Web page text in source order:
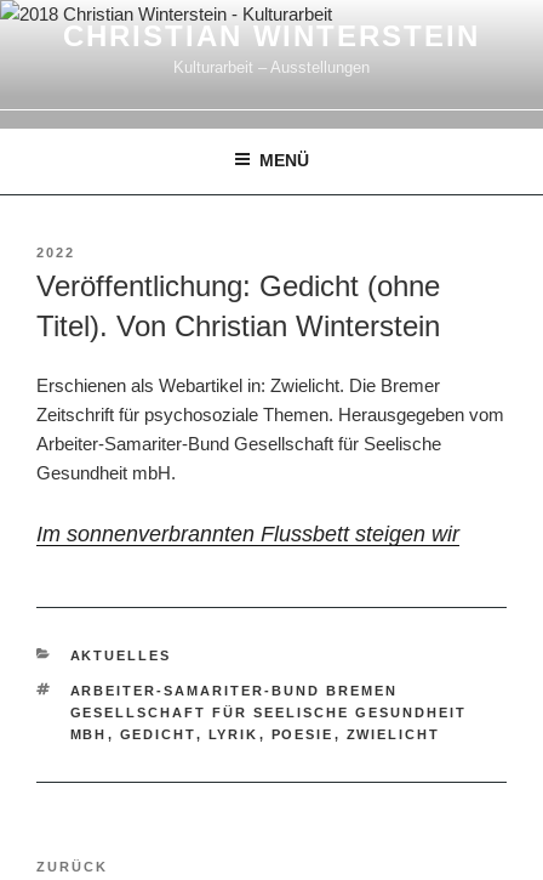
Zum
CHRISTIAN WINTERSTEIN
Kulturarbeit – Ausstellungen
MENÜ
VERÖFFENTLICHT
AM
2022
Veröffentlichung: Gedicht (ohne
Titel). Von Christian Winterstein
Erschienen als Webartikel in: Zwielicht. Die Bremer
Zeitschrift für psychosoziale Themen. Herausgegeben vom
Arbeiter-Samariter-Bund Gesellschaft für Seelische
Gesundheit mbH.
Im sonnenverbrannten Flussbett steigen wir
KATEGORIEN
AKTUELLES
SCHLAGWÖRTER
ARBEITER-SAMARITER-BUND BREMEN
GESELLSCHAFT FÜR SEELISCHE GESUNDHEIT
MBH , GEDICHT, LYRIK , POESIE , ZWIELICHT
Vorheriger
ZURÜCK